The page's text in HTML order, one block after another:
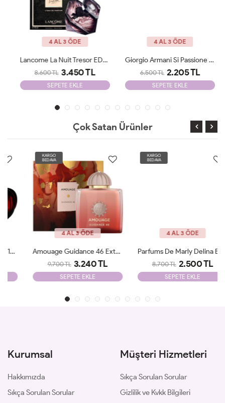
4 AL 3 ÖDE
Lancome La Nuit Tresor EDP 100 Ml JLT Woman
8.600 TL 3.450 TL
SEPETE EKLE
4 AL 3 ÖDE
Giorgio Armani Si Passione Edp 100 Ml JLT Woman
6.500 TL 2.205 TL
SEPETE EKLE
Çok Satan Ürünler
BEDAVA
4 AL 3 ÖDE
Amouage Guidance 46 Extrait De Parfum JLT
9.700 TL 3.240 TL
SEPETE EKLE
4 AL 3 ÖDE
Parfums De Marly Delina EDP 75 Ml JLT
8.700 TL 2.500 TL
SEPETE EKLE
Kurumsal
Hakkımızda
Sıkça Sorulan Sorular
Müşteri Hizmetleri
Sıkça Sorulan Sorular
Gizlilik ve Kvkk Bilgileri